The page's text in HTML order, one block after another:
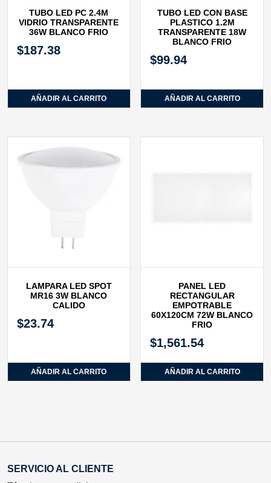
TUBO LED PC 2.4M
VIDRIO TRANSPARENTE
36W BLANCO FRIO
$187.38
AÑADIR AL CARRITO
TUBO LED CON BASE
PLASTICO 1.2M
TRANSPARENTE 18W
BLANCO FRIO
$99.94
AÑADIR AL CARRITO
LAMPARA LED SPOT
MR16 3W BLANCO
CALIDO
$23.74
AÑADIR AL CARRITO
PANEL LED
RECTANGULAR
EMPOTRABLE
60X120CM 72W BLANCO
FRIO
$1,561.54
AÑADIR AL CARRITO
SERVICIO AL CLIENTE